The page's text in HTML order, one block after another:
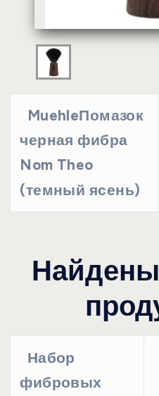
MuehleПомазок
черная фибра
Nom Theo
(темный ясень)
Набор
фибровых